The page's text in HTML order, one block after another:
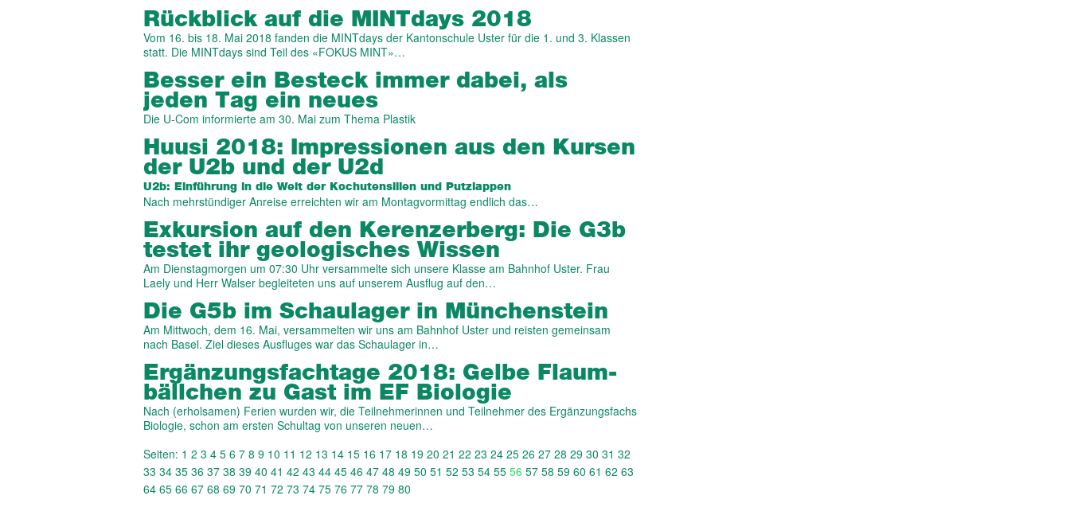
Rückblick auf die MINTdays 2018
Vom 16. bis 18. Mai 2018 fanden die MINTdays der Kantonschule Uster für die 1. und 3. Klassen
statt. Die MINTdays sind Teil des «FOKUS MINT»…
Besser ein Besteck immer dabei, als
jeden Tag ein neues
Die U-Com informierte am 30. Mai zum Thema Plastik
Huusi 2018: Impressionen aus den Kursen
der U2b und der U2d
U2b: Einführung in die Welt der Kochutensilien und Putzlappen
Nach mehrstündiger Anreise erreichten wir am Montagvormittag endlich das…
Exkursion auf den Kerenzerberg: Die G3b
testet ihr geologisches Wissen
Am Dienstagmorgen um 07:30 Uhr versammelte sich unsere Klasse am Bahnhof Uster. Frau
Laely und Herr Walser begleiteten uns auf unserem Ausflug auf den…
Die G5b im Schau­lager in Münchenstein
Am Mittwoch, dem 16. Mai, versammelten wir uns am Bahnhof Uster und reisten gemeinsam
nach Basel. Ziel dieses Ausfluges war das Schaulager in…
Ergänzungs­fach­tage 2018: Gelbe Flaum­
bäll­chen zu Gast im EF Bio­logie
Nach (erholsamen) Ferien wurden wir, die Teilnehmerinnen und Teilnehmer des Ergänzungsfachs
Biologie, schon am ersten Schultag von unseren neuen…
Seiten: 1 2 3 4 5 6 7 8 9 10 11 12 13 14 15 16 17 18 19 20 21 22 23 24 25 26 27 28 29 30 31 32
33 34 35 36 37 38 39 40 41 42 43 44 45 46 47 48 49 50 51 52 53 54 55 56 57 58 59 60 61 62 63
64 65 66 67 68 69 70 71 72 73 74 75 76 77 78 79 80